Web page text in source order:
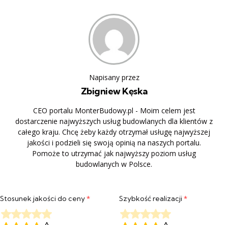
Napisany przez
Zbigniew Kęska
CEO portalu MonterBudowy.pl - Moim celem jest
dostarczenie najwyższych usług budowlanych dla klientów z
całego kraju. Chcę żeby każdy otrzymał usługę najwyższej
jakości i podzieli się swoją opinią na naszych portalu.
Pomoże to utrzymać jak najwyższy poziom usług
budowlanych w Polsce.
Stosunek jakości do ceny* Szybkość realizacji*